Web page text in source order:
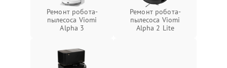
Ремонт робота-
пылесоса Viomi
Alpha 3
Ремонт робота-
пылесоса Viomi
Alpha 2 Lite